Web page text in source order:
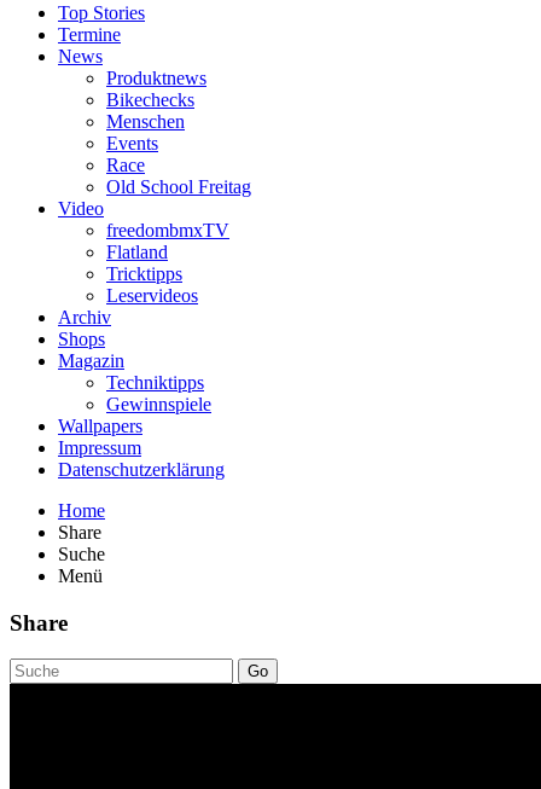
Top Stories
Termine
News
Produktnews
Bikechecks
Menschen
Events
Race
Old School Freitag
Video
freedombmxTV
Flatland
Tricktipps
Leservideos
Archiv
Shops
Magazin
Techniktipps
Gewinnspiele
Wallpapers
Impressum
Datenschutzerklärung
Home
Share
Suche
Menü
Share
Go